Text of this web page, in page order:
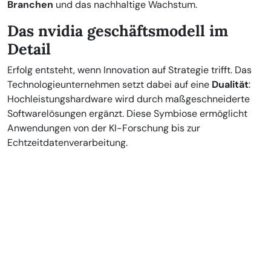
Branchen und das nachhaltige Wachstum.
Das nvidia geschäftsmodell im
Detail
Erfolg entsteht, wenn Innovation auf Strategie trifft. Das
Technologieunternehmen setzt dabei auf eine Dualität:
Hochleistungshardware wird durch maßgeschneiderte
Softwarelösungen ergänzt. Diese Symbiose ermöglicht
Anwendungen von der KI-Forschung bis zur
Echtzeitdatenverarbeitung.